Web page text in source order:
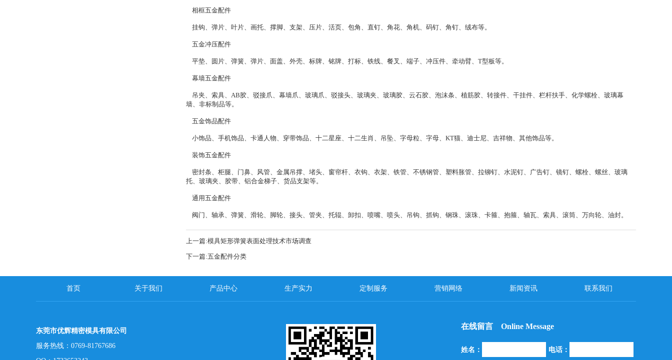
相框五金配件
挂钩、弹片、叶片、画托、撑脚、支架、压片、活页、包角、直钉、角花、角机、码钉、角钉、绒布等。
五金冲压配件
平垫、圆片、弹簧、弹片、面盖、外壳、标牌、铭牌、打标、铁线、餐叉、端子、冲压件、牵动臂、T型板等。
幕墙五金配件
吊夹、索具、AB胶、驳接爪、幕墙爪、玻璃爪、驳接头、玻璃夹、玻璃胶、云石胶、泡沫条、植筋胶、转接件、干挂件、栏杆扶手、化学螺栓、玻璃幕
墙、非标制品等。
五金饰品配件
小饰品、手机饰品、卡通人物、穿带饰品、十二星座、十二生肖、吊坠、字母粒、字母、KT猫、迪士尼、吉祥物、其他饰品等。
装饰五金配件
密封条、柜腿、门鼻、风管、金属吊撑、堵头、窗帘杆、衣钩、衣架、铁管、不锈钢管、塑料胀管、拉铆钉、水泥钉、广告钉、镜钉、螺栓、螺丝、玻璃
托、玻璃夹、胶带、铝合金梯子、货品支架等。
通用五金配件
阀门、轴承、弹簧、滑轮、脚轮、接头、管夹、托辊、卸扣、喷嘴、喷头、吊钩、抓钩、钢珠、滚珠、卡箍、抱箍、轴瓦、索具、滚筒、万向轮、油封。
上一篇:模具矩形弹簧表面处理技术市场调查
下一篇:五金配件分类
首页 关于我们 产品中心 生产实力 定制服务 营销网络 新闻资讯 联系我们
东莞市优辉精密模具有限公司
服务热线：0769-81767686
在线留言 Online Message
姓名： 电话：